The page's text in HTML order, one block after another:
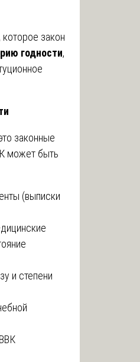
закон
годности,
законные
может быть
(выписки
и степени